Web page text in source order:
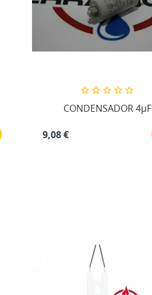
CONDENSADOR 4µF
9,08 €